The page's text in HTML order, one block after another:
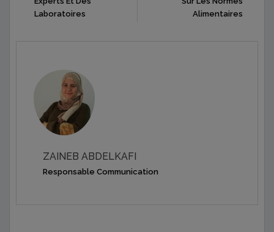
Laboratoires
Alimentaires
ZAINEB ABDELKAFI
Responsable Communication